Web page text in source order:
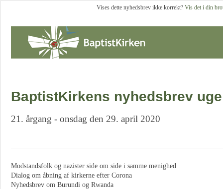
Vises dette nyhedsbrev ikke korrekt? Vis det i din
BaptistKirkens nyhedsbrev
21. årgang - onsdag den 29. april 2020
Modstandsfolk og nazister side om side i samme menighed
Dialog om åbning af kirkerne efter Corona
Nyhedsbrev om Burundi og Rwanda